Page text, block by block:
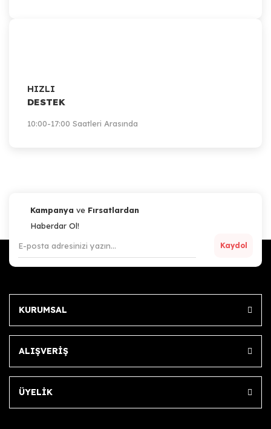
Artillery Sidewinder-X1, X2 / Motor Cable X Axis (60mm)
285,65 TL
HIZLI
DESTEK
10:00-17:00 Saatleri Arasında
Kampanya ve Fırsatlardan
Haberdar Ol!
Kaydol
KURUMSAL
ALIŞVERİŞ
ÜYELİK